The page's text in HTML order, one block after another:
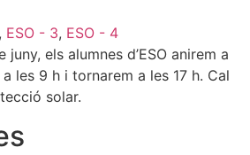
, ESO - 3, ESO - 4
els alumnes d’ESO anirem a
les 9 h i tornarem a les 17 h. Cal
solar.